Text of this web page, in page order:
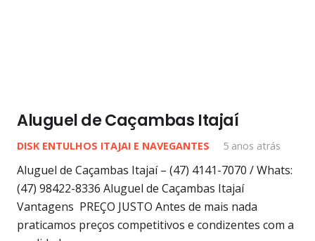
Aluguel de Caçambas Itajaí
DISK ENTULHOS ITAJAI E NAVEGANTES 5 anos atrás
Aluguel de Caçambas Itajaí – (47) 4141-7070 / Whats:
(47) 98422-8336 Aluguel de Caçambas Itajaí
Vantagens PREÇO JUSTO Antes de mais nada
praticamos preços competitivos e condizentes com a